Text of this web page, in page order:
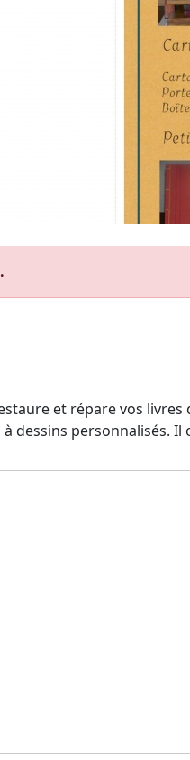
et répare vos
dessins personnalisés. Il